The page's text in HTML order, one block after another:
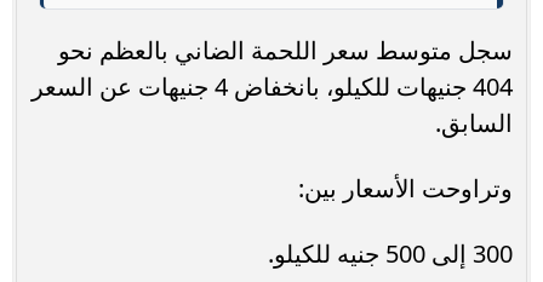
سجل متوسط سعر اللحمة الضاني بالعظم نحو
404 جنيهات للكيلو، بانخفاض 4 جنيهات عن السعر
السابق.
وتراوحت الأسعار بين:
300 إلى 500 جنيه للكيلو.